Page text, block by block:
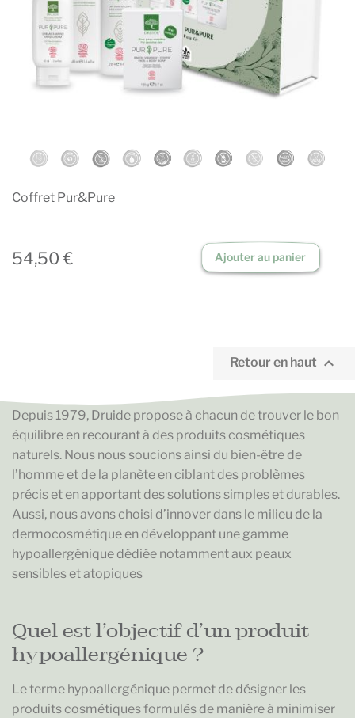
Coffret Pur&Pure
54,50 € Ajouter au panier
Retour en haut 
Depuis 1979, Druide propose à chacun de trouver le bon
équilibre en recourant à des produits cosmétiques
naturels. Nous nous soucions ainsi du bien-être de
l’homme et de la planète en ciblant des problèmes
précis et en apportant des solutions simples et durables.
Aussi, nous avons choisi d’innover dans le milieu de la
dermocosmétique en développant une gamme
hypoallergénique dédiée notamment aux peaux
sensibles et atopiques
Quel est l’objectif d’un produit
hypoallergénique ?
Le terme hypoallergénique permet de désigner les
produits cosmétiques formulés de manière à minimiser